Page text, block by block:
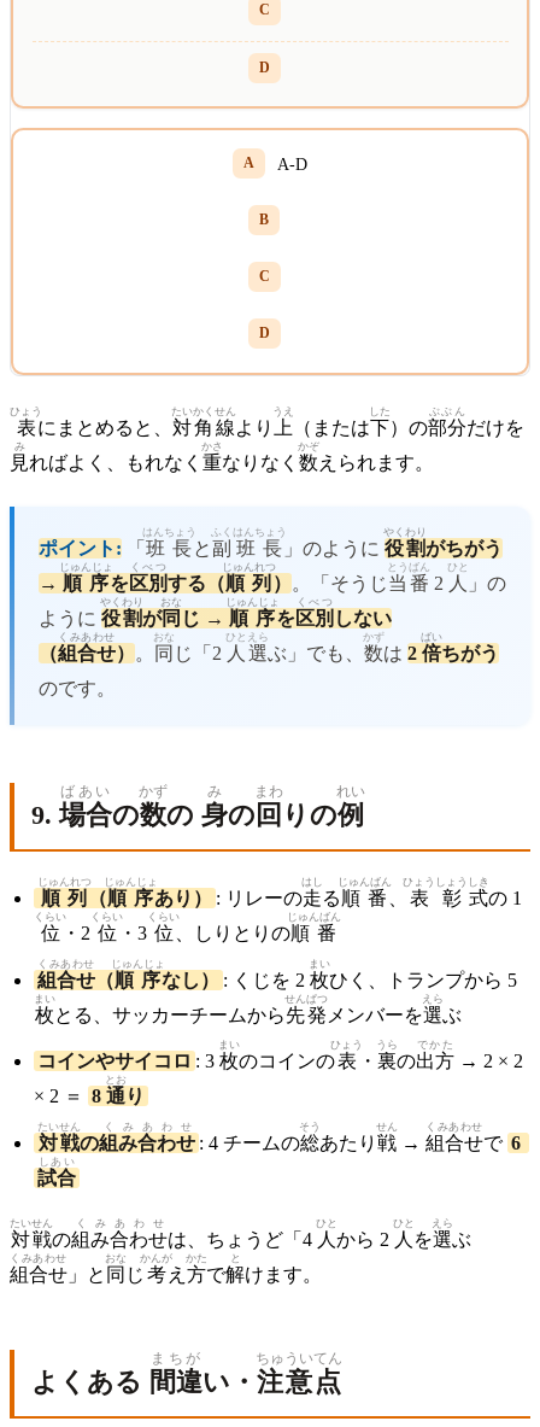
A-D
表
ひょう
にまとめると、 対角線
たいかくせん
より 上
うえ
（または下
した
）の部分
ぶぶん
だけを
見
み
ればよく、もれなく 重
かさ
なりなく 数
かぞ
えられます。
ポイント: 「 班長
はんちょう
と副
ふく
班長
はんちょう
」のように 役割
やくわり
がちがう
→ 順序
じゅんじょ
を区別
くべつ
する（順列
じゅんれつ
） 。「そうじ当番
とうばん
2 人
ひと
」の
ように 役割
やくわり
が同
おな
じ → 順序
じゅんじょ
を区別
くべつ
しない
（組合せ
くみあわせ
） 。 同
おな
じ「2 人
ひと
選
えら
ぶ」でも、 数
かず
は 2 倍
ばい
ちがう
のです。
9.場合
ばあい
の数
かず
の 身
み
の 回
まわ
りの例
れい
順列
じゅんれつ
（順序
じゅんじょ
あり） : リレーの走
はし
る順番
じゅんばん
表彰
ひょうしょう
式
しき
の 1
位
くらい
・2 位
くらい
・3 位
くらい
、しりとりの順番
じゅんばん
組合せ
くみあわせ
（順序
じゅんじょ
なし） : くじを 2 枚
まい
ひく、トランプから 5
枚
まい
とる、サッカーチームから先発
せんぱつ
メンバーを選
えら
ぶ
コインやサイコロ : 3 枚
まい
のコインの表
ひょう
・ 裏
うら
の出方
でかた
→ 2 × 2
× 2 ＝
8 通
とお
り
対戦
たいせん
の組み合わせ
くみあわせ
: 4 チームの総
そう
あたり 戦
せん
→ 組合せ
くみあわせ
で 6
試合
しあい
対戦
たいせん
の組み合わせ
くみあわせ
は、ちょうど「4 人
ひと
から 2 人
ひと
を選
えら
ぶ
組合せ
くみあわせ
」と 同
おな
じ 考
かんが
え 方
かた
で解
と
けます。
よくある 間違
まちが
い・ 注意
ちゅうい
点
てん